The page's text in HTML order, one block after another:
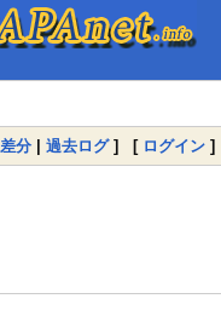
差分 | 過去ログ] [ ログイン ]